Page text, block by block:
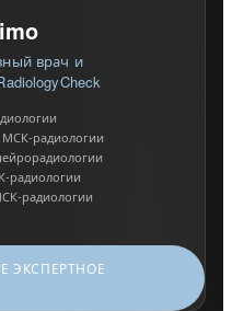
врач и
МСК-радиологии
радиологии
радиологии
ЭКСПЕРТНОЕ